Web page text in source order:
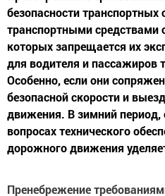
безопасности транспортных
транспортными средствами
которых запрещается их
для водителя и пассажиров
Особенно, если они
безопасной скорости и
движения. В зимний период,
вопросах технического
дорожного движения
Пренебрежение